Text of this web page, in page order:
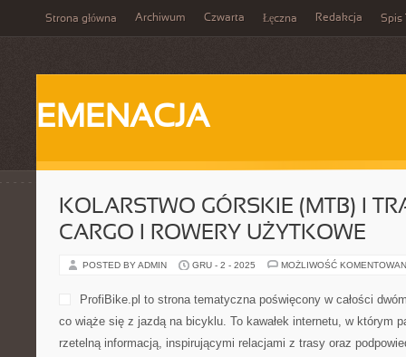
Strona główna Archiwum Czwarta Łęczna Redakcja Spis
EMENACJA
KOLARSTWO GÓRSKIE (MTB) I
CARGO I ROWERY UŻYTKOWE
POSTED BY ADMIN GRU - 2 - 2025 MOŻLIWOŚĆ
ProfiBike.pl to strona tematyczna poświęcony w całości
co wiąże się z jazdą na bicyklu. To kawałek internetu, w którym
rzetelną informacją, inspirującymi relacjami z trasy oraz